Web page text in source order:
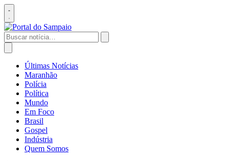
Pular
para
o
conteúdo
Abrir
menu
Buscar
por:
Abrir
buscaÚltimas Notícias
Maranhão
Polícia
Política
Mundo
Em Foco
Brasil
Gospel
Indústria
Quem Somos